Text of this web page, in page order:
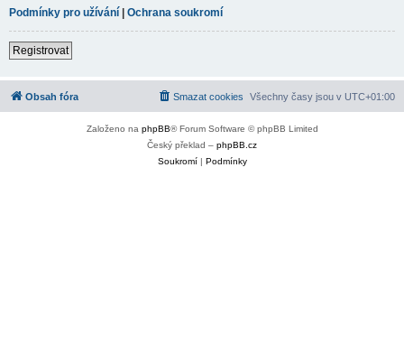
Podmínky pro užívání | Ochrana soukromí
Registrovat
Obsah fóra Všechny časy jsou v UTC+01:00
Smazat cookies
Založeno na phpBB® Forum Software © phpBB Limited
Český překlad – phpBB.cz
Soukromí| Podmínky